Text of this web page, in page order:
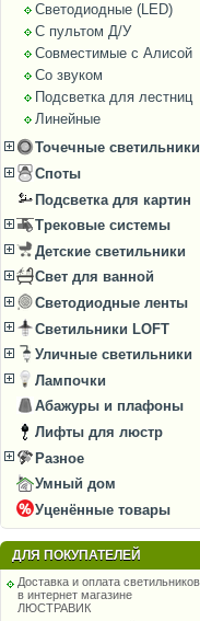
Светодиодные (LED)
С пультом Д/У
Совместимые с Алисой
Со звуком
Подсветка для лестниц
Линейные
Точечные светильники
Споты
Подсветка для картин
Трековые системы
Детские светильники
Свет для ванной
Светодиодные ленты
Светильники LOFT
Уличные светильники
Лампочки
Абажуры и плафоны
Лифты для люстр
Разное
Умный дом
Уценённые товары
ДЛЯ ПОКУПАТЕЛЕЙ
Доставка и оплата светильников
в интернет магазине
ЛЮСТРАВИК